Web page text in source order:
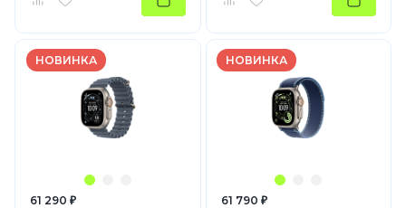
НОВИНКА
61 290 ₽
НОВИНКА
61 790 ₽